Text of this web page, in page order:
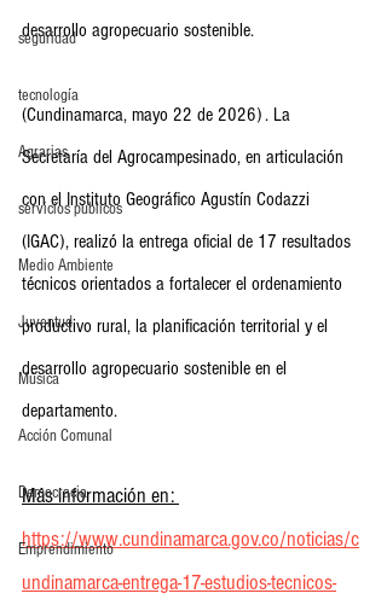
seguridad
tecnología
Agrarias
servicios publicos
Medio Ambiente
Juventud
Música
Acción Comunal
Democracia
Emprendimiento
desarrollo agropecuario sostenible.
(Cundinamarca, mayo 22 de 2026) . La
Secretaría del Agrocampesinado, en articulación
con el Instituto Geográfico Agustín Codazzi
(IGAC), realizó la entrega oficial de 17 resultados
técnicos orientados a fortalecer el ordenamiento
productivo rural, la planificación territorial y el
desarrollo agropecuario sostenible en el
departamento.
Más información en:
https://www.cundinamarca.gov.co/noticias/c
undinamarca-entrega-17-estudios-tecnicos-